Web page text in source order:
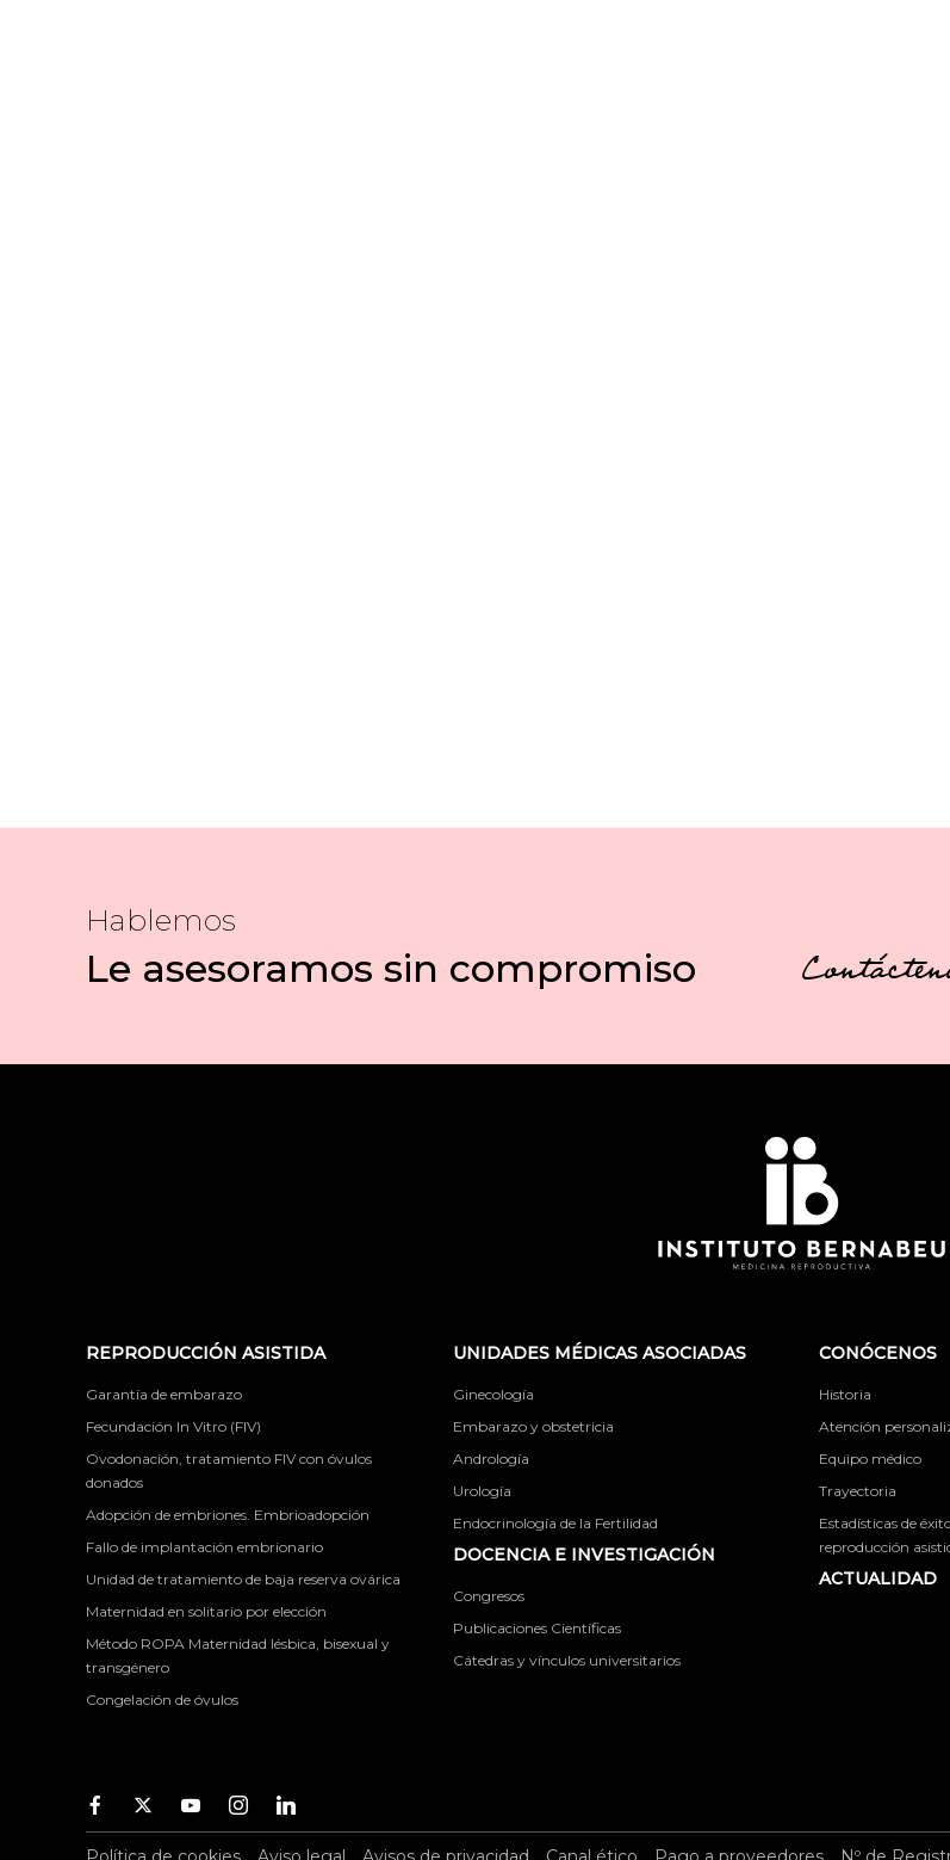
Hablemos
Le asesoramos sin compromiso
REPRODUCCIÓN ASISTIDA
Garantía de embarazo
Fecundación In Vitro (FIV)
Ovodonación, tratamiento FIV con óvulos
donados
Adopción de embriones. Embrioadopción
Fallo de implantación embrionario
Unidad de tratamiento de baja reserva ovárica
Maternidad en solitario por elección
Método ROPA Maternidad lésbica, bisexual y
transgénero
Congelación de óvulos
UNIDADES MÉDICAS ASOCIADAS
Ginecología
Embarazo y obstetricia
Andrología
Urología
Endocrinología de la Fertilidad
DOCENCIA E INVESTIGACIÓN
Congresos
Publicaciones Científicas
Cátedras y vínculos universitarios
CONÓCENOS
Historia
Atención
Equipo médico
Trayectoria
Estadísticas de
reproducción
ACTUALIDAD
Facebook
TwitterYoutubeInstagramYoutube